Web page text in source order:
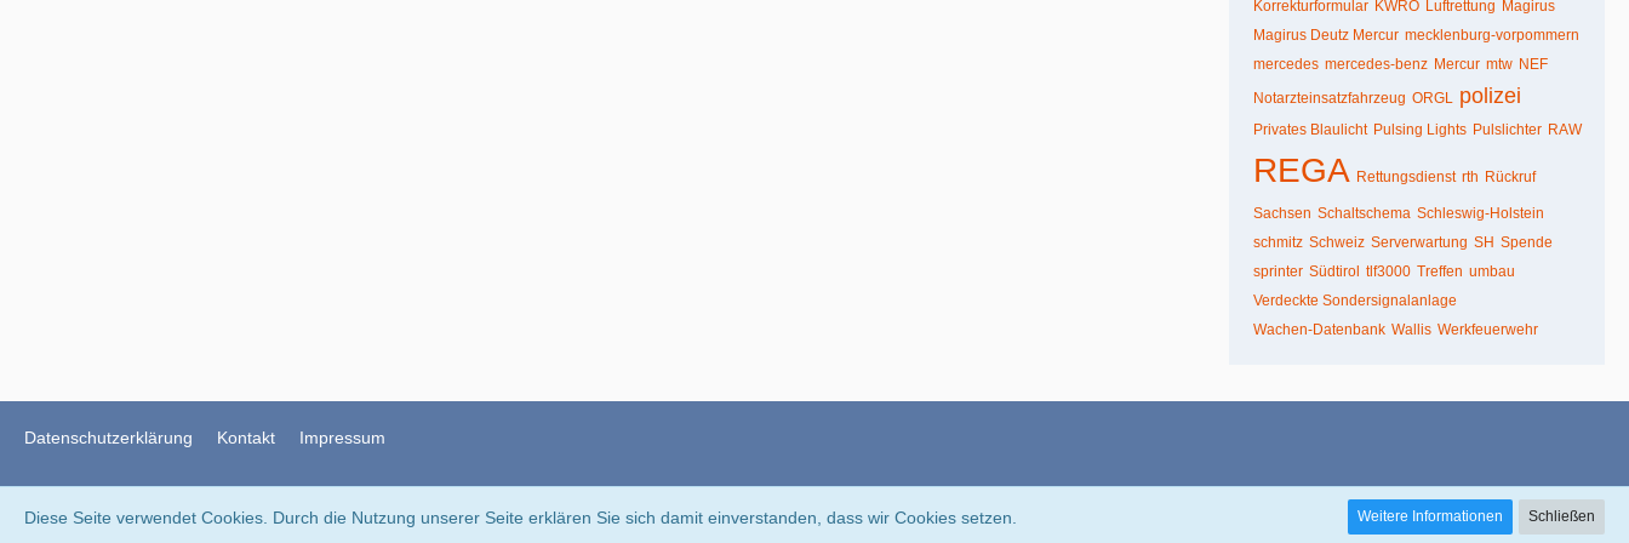
Korrekturformular KWRO Luftrettung Magirus
Magirus Deutz Mercur mecklenburg-vorpommern
mercedes mercedes-benz Mercur mtw NEF
Notarzteinsatzfahrzeug ORGL polizei
Privates Blaulicht Pulsing Lights Pulslichter RAW
REGA Rettungsdienst rth Rückruf
Sachsen Schaltschema Schleswig-Holstein
schmitz Schweiz Serverwartung SH Spende
sprinter Südtirol tlf3000 Treffen umbau
Verdeckte Sondersignalanlage
Wachen-Datenbank Wallis Werkfeuerwehr
Datenschutzerklärung Kontakt Impressum
Community-Software:WoltLab Suite™
Diese Seite verwendet Cookies. Durch die Nutzung unserer Seite erklären Sie sich damit einverstanden, dass wir Cookies setzen. Weitere Informationen Schließen